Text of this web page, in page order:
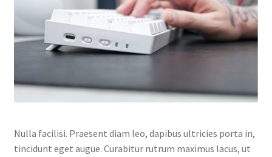
Nulla facilisi. Praesent diam leo, dapibus ultricies porta in,
tincidunt eget augue. Curabitur rutrum maximus lacus, ut